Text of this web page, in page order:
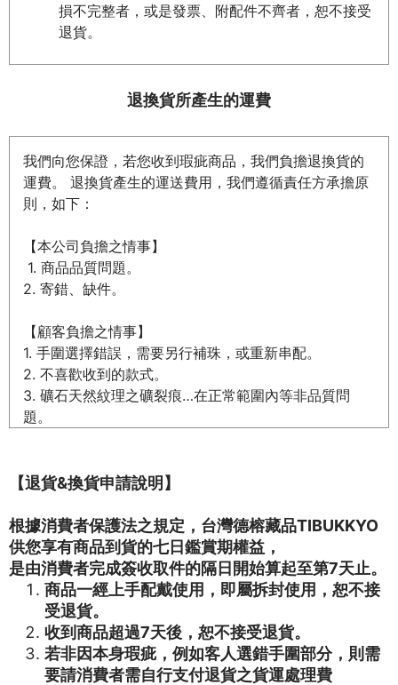
損不完整者，或是發票、附配件不齊者，恕不接受
退貨。
退換貨所產生的運費
我們向您保證，若您收到瑕疵商品，我們負擔退換貨的
運費。 退換貨產生的運送費用，我們遵循責任方承擔原
則，如下：
【本公司負擔之情事】
1. 商品品質問題。
2. 寄錯、缺件。
【顧客負擔之情事】
1. 手圍選擇錯誤，需要另行補珠，或重新串配。
2. 不喜歡收到的款式。
3. 礦石天然紋理之礦裂痕…在正常範圍內等非品質問
題。
【退貨&換貨申請說明】
根據消費者保護法之規定，台灣德榕藏品TIBUKKYO
供您享有商品到貨的七日鑑賞期權益，
是由消費者完成簽收取件的隔日開始算起至第7天止。
商品一經上手配戴使用，即屬拆封使用，恕不接
受退貨。
收到商品超過7天後，恕不接受退貨。
若非因本身瑕疵，例如客人選錯手圍部分，則需
要請消費者需自行支付退貨之貨運處理費